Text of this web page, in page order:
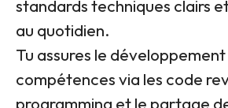
standards techniques clairs
au quotidien.
Tu assures le
compétences via les code
programming et le partage